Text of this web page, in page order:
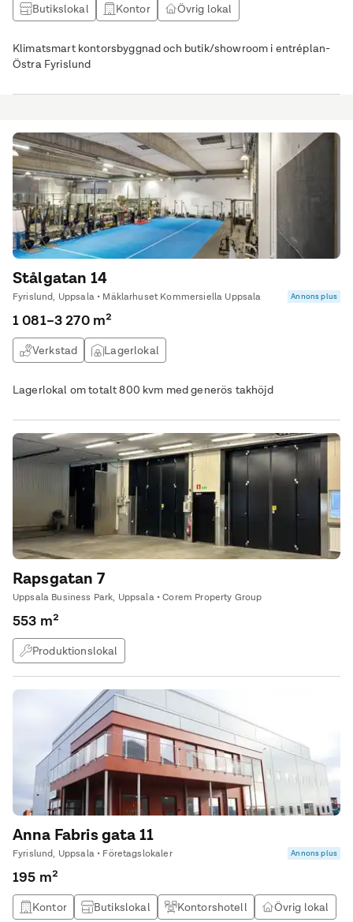
Butikslokal Kontor Övrig lokal
Klimatsmart kontorsbyggnad och butik/showroom i entréplan-
Östra Fyrislund
Stålgatan 14
Fyrislund, Uppsala • Mäklarhuset Kommersiella Uppsala Annons plus
1 081–3 270 m²
Verkstad Lagerlokal
Lagerlokal om totalt 800 kvm med generös takhöjd
Rapsgatan 7
Uppsala Business Park, Uppsala • Corem Property Group
553 m²
Produktionslokal
Anna Fabris gata 11
Fyrislund, Uppsala • Företagslokaler Annons plus
195 m²
Kontor Butikslokal Kontorshotell Övrig lokal